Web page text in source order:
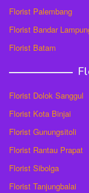
Florist Palembang
Florist Bandar
Florist Batam
Florist Dolok Sanggul
Florist Kota Binjai
Florist Gunungsitoli
Florist Rantau Prapat
Florist Sibolga
Florist Tanjungbalai